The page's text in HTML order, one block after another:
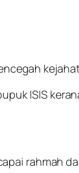
ISIS
rahmah